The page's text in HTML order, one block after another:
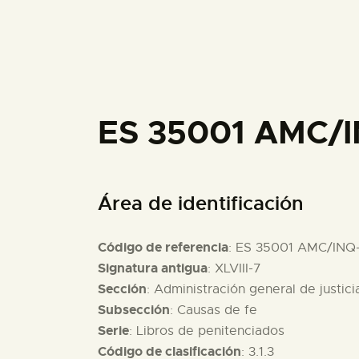
ES 35001 AMC/
Área de identificación
Código de referencia: ES 35001 AMC/
Signatura antigua: XLVIII-7
Sección: Administración general de
Subsección: Causas de fe
Serie: Libros de penitenciados
Código de clasificación: 3.1.3